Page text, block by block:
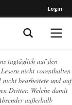
Login
tagtäglich auf den
nicht vorenthalten
bearbeitete und auf
Dritter. Welche damit
außerhalb